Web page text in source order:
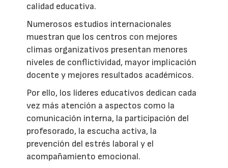
calidad educativa.
Numerosos estudios internacionales
muestran que los centros con mejores
climas organizativos presentan menores
niveles de conflictividad, mayor implicación
docente y mejores resultados académicos.
Por ello, los líderes educativos dedican cada
vez más atención a aspectos como la
comunicación interna, la participación del
profesorado, la escucha activa, la
prevención del estrés laboral y el
acompañamiento emocional.